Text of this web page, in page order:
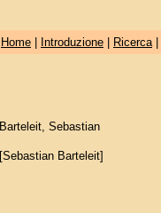
Home| Introduzione| Ricerca|
Barteleit, Sebastian
[Sebastian Barteleit]